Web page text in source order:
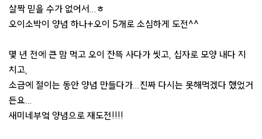
살짝 믿을 수가 없어서...ㅎ
오이소박이 양념 하나+오이 5개로 소심하게 도전^^
몇 년 전에 큰 맘 먹고 오이 잔뜩 사다가 씻고, 십자로 모양 내다 지
치고,
소금에 절이는 동안 양념 만들다가...진짜 다시는 못해먹겠다 했었거
든요...
새미네부엌 양념으로 재도전!!!!